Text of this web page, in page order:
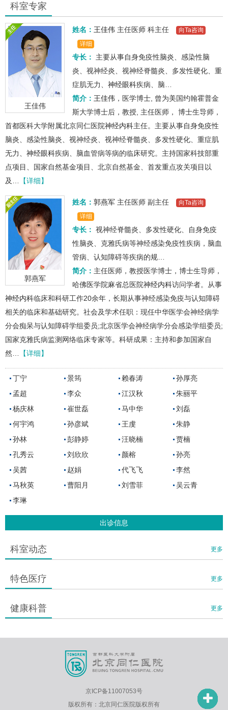
科室专家
王佳伟
姓名： 王佳伟 主任医师 科主任
向Ta咨询
详细
专长：
主要从事自身免疫性脑炎、感染性脑
炎、视神经炎、视神经脊髓炎、多发性硬化、重
症肌无力、 神经眼科疾病、脑…
简介： 王佳伟 ，医学博士, 曾为美国约翰霍普金
斯大学博士后，教授, 主任医师， 博士生导师，
首都医科大学附属北京同仁医院神经内科主任。主要从事自身免疫性
脑炎、感染性脑炎、视神经炎、视神经脊髓炎、多发性硬化、重症肌
无力、 神经眼科疾病、脑血管病等病的临床研究。主持国家科技部重
点项目、国家自然基金项目、北京自然基金、首发重点攻关项目以
及…
【详细】
郭燕军
姓名： 郭燕军 主任医师 副主任
向Ta咨询
详细
专长： 视神经脊髓炎、多发性硬化、自身免疫
性脑炎、克雅氏病等神经感染免疫性疾病，脑血
管病、认知障碍等疾病的规…
简介： 主任医师，教授医学博士，博士生导师，
哈佛医学院麻省总医院神经内科访问学者。从事
神经内科临床和科研工作20余年，长期从事神经感染免疫与认知障碍
相关的临床和基础研究。社会及学术任职：现任中华医学会神经病学
分会痴呆与认知障碍学组委员;北京医学会神经病学分会感染学组委员;
国家克雅氏病监测网络临床专家等。科研成果：主持和参加国家自
然…
【详细】
丁宁 景筠 赖春涛
孙厚亮
孟超
李众 江汉秋
朱丽平
杨庆林
崔世磊 马中华
刘磊
何宇鸿
孙彦斌 王虔
朱静
孙林
彭静婷 汪晓楠
贾楠
孔秀云
刘欣欣 颜榕
孙亮
吴茜
赵娟 代飞飞
李然
马秋英
曹阳月 刘雪菲
吴云青
李琳
出诊信息
更多
科室动态
更多
特色医疗
更多
健康科普
京ICP备11007053号
版权所有：北京同仁医院版权所有